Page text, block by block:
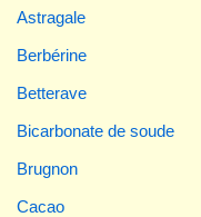
Astragale
Berbérine
Betterave
Bicarbonate de soude
Brugnon
Cacao